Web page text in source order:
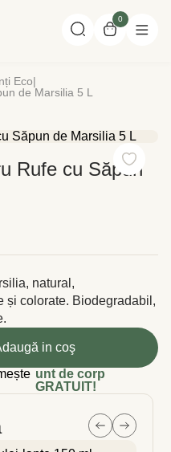
0
Eco|
de Marsilia 5 L
Rufe cu Săpun
natural,
și colorate. Biodegradabil,
in coş
unt de corp
GRATUIT!